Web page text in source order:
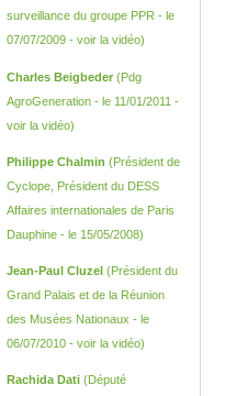
surveillance du groupe PPR - le
07/07/2009 - voir la vidéo)
Charles Beigbeder (Pdg
AgroGeneration - le 11/01/2011 -
voir la vidéo)
Philippe Chalmin (Président de
Cyclope, Président du DESS
Affaires internationales de Paris
Dauphine - le 15/05/2008)
Jean-Paul Cluzel (Président du
Grand Palais et de la Réunion
des Musées Nationaux - le
06/07/2010 - voir la vidéo)
Rachida Dati (Député